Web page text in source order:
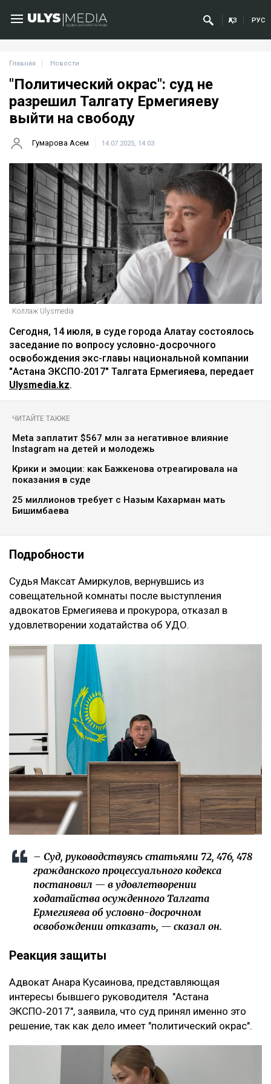
ҚАЗ РУС
Главная Новости
"Политический окрас": суд не
разрешил Талгату Ермегияеву
выйти на свободу
Гумарова Асем 14.07.2025, 14:03
Коллаж Ulysmedia
Сегодня, 14 июля, в суде города Алатау состоялось
заседание по вопросу условно-досрочного
освобождения экс-главы национальной компании
"Астана ЭКСПО‑2017" Талгата Ермегияева, передает
Ulysmedia.kz.
ЧИТАЙТЕ ТАКЖЕ
Meta заплатит $567 млн за негативное влияние
Instagram на детей и молодежь
Крики и эмоции: как Бажкенова отреагировала на
показания в суде
25 миллионов требует с Назым Кахарман мать
Бишимбаева
Подробности
Судья Максат Амиркулов, вернувшись из
совещательной комнаты после выступления
адвокатов Ермегияева и прокурора, отказал в
удовлетворении ходатайства об УДО.
– Суд, руководствуясь статьями 72, 476, 478
гражданского процессуального кодекса
постановил — в удовлетворении
ходатайства осужденного Талгата
Ермегияева об условно-досрочном
освобождении отказать, — сказал он.
Реакция защиты
Адвокат Анара Кусаинова, представляющая
интересы бывшего руководителя "Астана
ЭКСПО‑2017", заявила, что суд принял именно это
решение, так как дело имеет "политический окрас".